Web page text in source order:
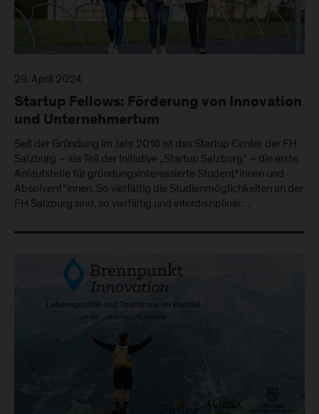
29. April 2024
Startup Fellows: Förderung von Innovation
und Unternehmertum
Seit der Gründung im Jahr 2016 ist das Startup Center der FH
Salzburg – als Teil der Initiative „Startup Salzburg“ – die erste
Anlaufstelle für gründungsinteressierte Student*innen und
Absolvent*innen. So vielfältig die Studienmöglichkeiten an der
FH Salzburg sind, so vielfältig und interdisziplinär…